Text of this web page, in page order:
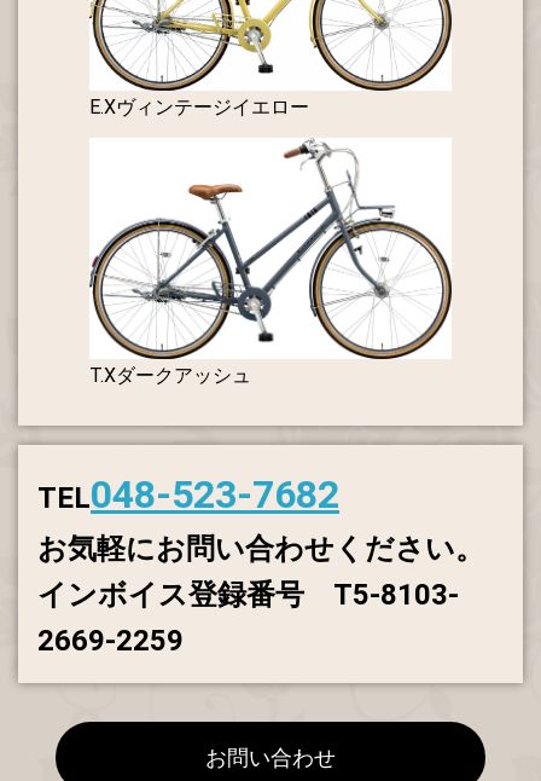
E.Xヴィンテージイエロー
T.Xダークアッシュ
TEL048-523-7682
お気軽にお問い合わせください。
インボイス登録番号 T5-8103-
2669-2259
お問い合わせ